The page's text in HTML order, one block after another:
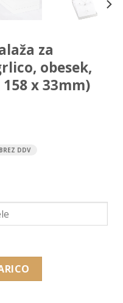
za
obesek,
x 33mm)
BREZ DDV
verižico, ogrlico,